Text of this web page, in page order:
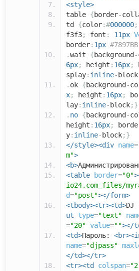
<style>
table {border-
td {color:#000000;
f3f3; font : 11px
border: 1px
.wait {background -
6px; height : 16px;
splay: inline- block
. ok {background -
x; height : 16px;
lay: inline- block;}
. no {background -
height : 16px;
y: inline- block;}
</style><div name=
m">
<b>
<table
border="0"
io24.com_files/
d="post"></form>
<tbody><tr><td>DJ
ut
type="text"
="20" value=""></
<td>Пароль:
name="djpass"
</td></tr>
<tr><td
colspan=